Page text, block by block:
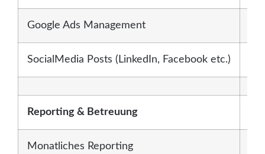
Google Ads Management
SocialMedia Posts (LinkedIn, Facebook etc.)
Reporting & Betreuung
Monatliches Reporting